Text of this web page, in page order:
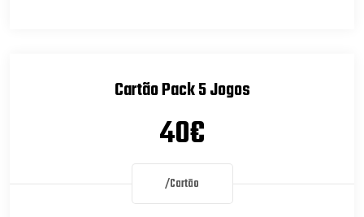
Cartão Pack 5 Jogos
40€
/Cartão